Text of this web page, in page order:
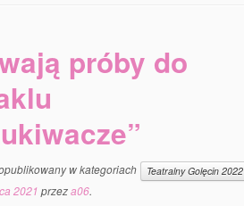
próby do
w kategoriach Teatralny Golęcin 2022
2021 przeza06.